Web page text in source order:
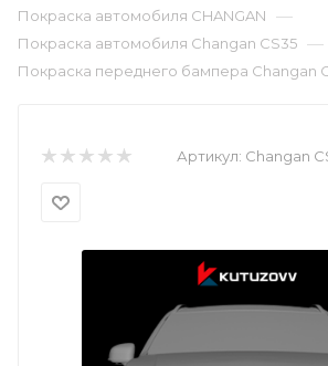
Покраска автомобиля CHANGAN —
Покраска автомобиля Changan CS35 —
Покраска переднего бампера Changan
Артикул: Changan